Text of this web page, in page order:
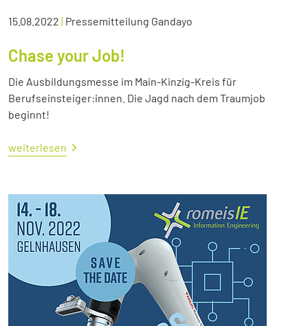
15.08.2022 | Pressemitteilung Gandayo
Chase your Job!
Die Ausbildungsmesse im Main-Kinzig-Kreis für
Berufseinsteiger:innen. Die Jagd nach dem Traumjob
beginnt!
weiterlesen